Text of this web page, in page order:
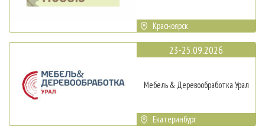
Красноярск
23-25.09.2026
Мебель & Деревообработка Урал
Екатеринбург